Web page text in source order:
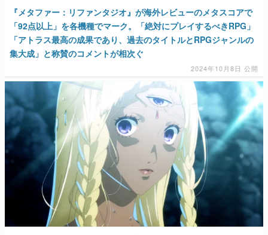
『メタファー：リファンタジオ』が海外レビューのメタスコアで
「92点以上」を各機種でマーク。「絶対にプレイするべきRPG」
「アトラス最高の成果であり、過去のタイトルとRPGジャンルの
集大成」と称賛のコメントが相次ぐ
2024年10月8日 公開